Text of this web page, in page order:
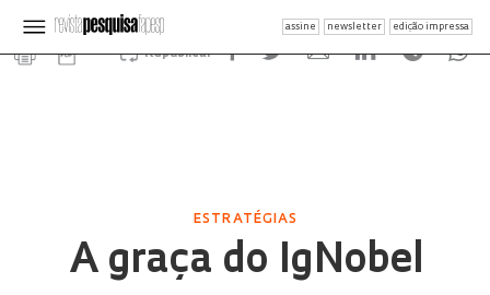
assine newsletter edição impressa
Republicar
ESTRATÉGIAS
A graça do IgNobel